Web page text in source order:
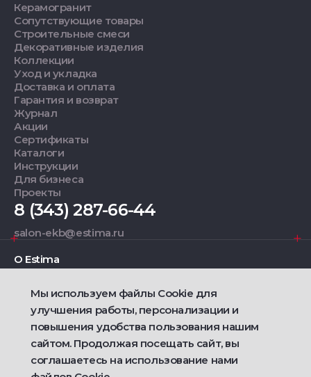
Керамогранит
Сопутствующие товары
Строительные смеси
Декоративные изделия
Коллекции
Уход и укладка
Доставка и оплата
Гарантия и возврат
Журнал
Акции
Сертификаты
Каталоги
Инструкции
Для бизнеса
Проекты
8 (343) 287-66-44
salon-ekb@estima.ru
О Estima
Дизайнерам
Фирменные салоны
2021 — 2026 © Estima
Мы используем файлы Cookie для
улучшения работы, персонализации и
повышения удобства пользования нашим
сайтом. Продолжая посещать сайт, вы
соглашаетесь на использование нами